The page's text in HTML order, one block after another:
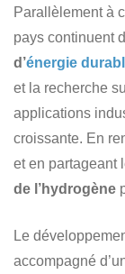
Parallèlement à
pays continuent
d’énergie
et la recherche
applications
croissante. En
et en partageant
de l’hydrogène
Le
accompagné